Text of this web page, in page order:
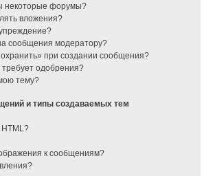
некоторые форумы?
вложения?
сообщения модератору?
при создании сообщения?
одобрения?
тему?
и типы создаваемых тем
HTML?
к сообщениям?